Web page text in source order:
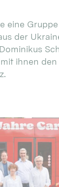
eine
der
ihnen den